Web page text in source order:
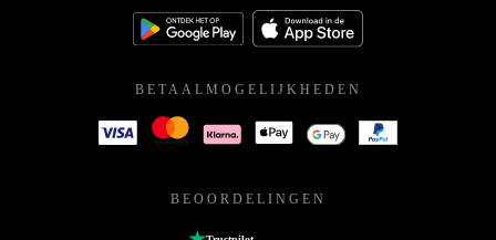
BETAALMOGELIJKHEDEN
BEOORDELINGEN